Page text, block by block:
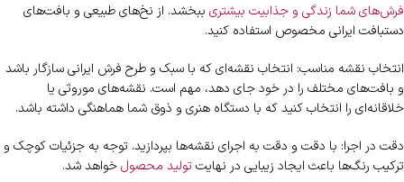
فرش‌های شما زندگی و جذابیت بیشتری ببخشد. از نخ‌های طبیعی و بافت‌های
دستبافت ایرانی مخصوص استفاده کنید.
انتخاب نقشه مناسب: انتخاب نقشه‌ای که با سبک و طرح فرش ایرانی سازگار باشد
و بافت‌های مختلف را در خود جای دهد، مهم است. نقشه‌های موروثی یا
خلاقانه‌ای را انتخاب کنید که با دستگاه هنری و ذوق شما هماهنگی داشته باشد.
دقت در اجرا: با دقت و دقت به اجرای نقشه‌ها بپردازید. توجه به جزئیات کوچک و
ترکیب رنگ‌ها باعث ایجاد زیبایی در نهایت تولید محصولخواهد شد.